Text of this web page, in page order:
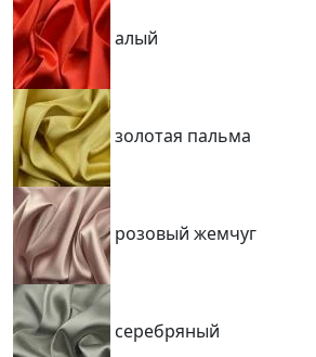
алый
золотая пальма
розовый жемчуг
серебряный